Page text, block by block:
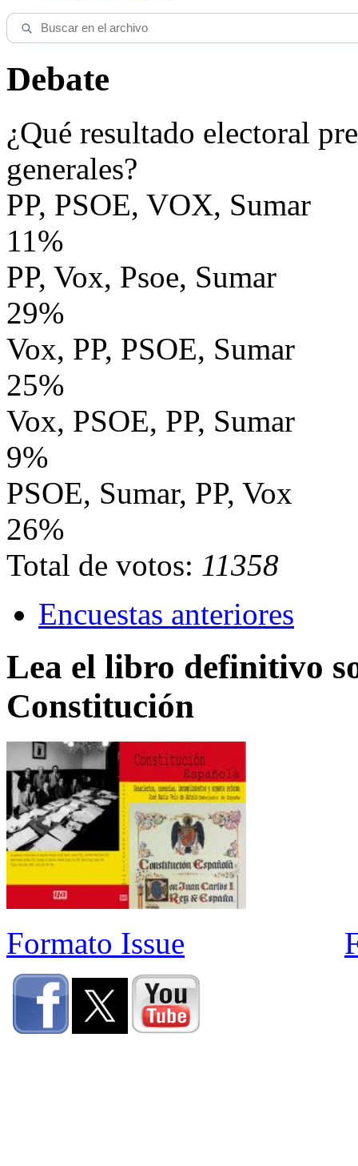
Debate
¿Qué resultado electoral
generales?
PP, PSOE, VOX, Sumar
11%
PP, Vox, Psoe, Sumar
29%
Vox, PP, PSOE, Sumar
25%
Vox, PSOE, PP, Sumar
9%
PSOE, Sumar, PP, Vox
26%
Total de votos: 11358
Encuestas anteriores
Lea el libro definitivo
Constitución
Formato Issue